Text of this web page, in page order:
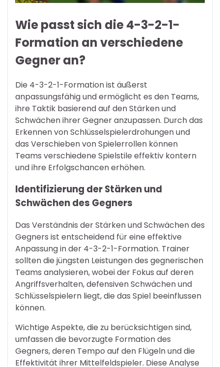
Wie passt sich die 4-3-2-1-
Formation an verschiedene
Gegner an?
Die 4-3-2-1-Formation ist äußerst
anpassungsfähig und ermöglicht es den Teams,
ihre Taktik basierend auf den Stärken und
Schwächen ihrer Gegner anzupassen. Durch das
Erkennen von Schlüsselspielerdrohungen und
das Verschieben von Spielerrollen können
Teams verschiedene Spielstile effektiv kontern
und ihre Erfolgschancen erhöhen.
Identifizierung der Stärken und
Schwächen des Gegners
Das Verständnis der Stärken und Schwächen des
Gegners ist entscheidend für eine effektive
Anpassung in der 4-3-2-1-Formation. Trainer
sollten die jüngsten Leistungen des gegnerischen
Teams analysieren, wobei der Fokus auf deren
Angriffsverhalten, defensiven Schwächen und
Schlüsselspielern liegt, die das Spiel beeinflussen
können.
Wichtige Aspekte, die zu berücksichtigen sind,
umfassen die bevorzugte Formation des
Gegners, deren Tempo auf den Flügeln und die
Effektivität ihrer Mittelfeldspieler. Diese Analyse